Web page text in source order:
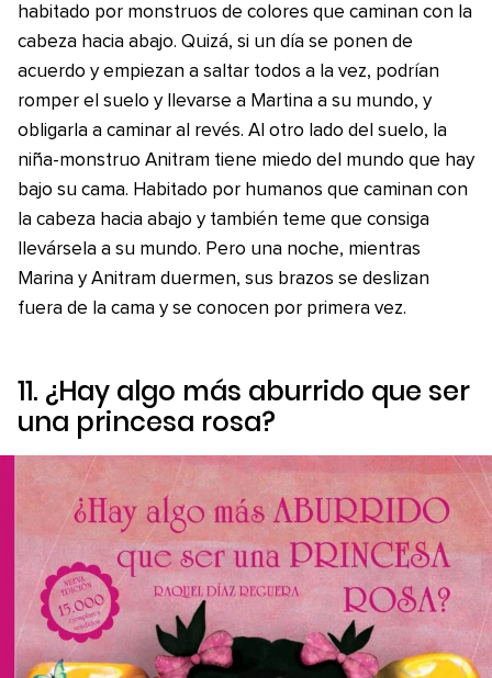
habitado por monstruos de colores que caminan con la
cabeza hacia abajo. Quizá, si un día se ponen de
acuerdo y empiezan a saltar todos a la vez, podrían
romper el suelo y llevarse a Martina a su mundo, y
obligarla a caminar al revés. Al otro lado del suelo, la
niña-monstruo Anitram tiene miedo del mundo que hay
bajo su cama. Habitado por humanos que caminan con
la cabeza hacia abajo y también teme que consiga
llevársela a su mundo. Pero una noche, mientras
Marina y Anitram duermen, sus brazos se deslizan
fuera de la cama y se conocen por primera vez.
11. ¿Hay algo más aburrido que ser
una princesa rosa?